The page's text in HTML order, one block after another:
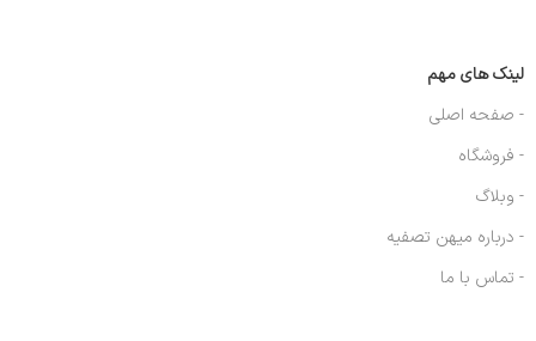
لینک های مهم
- صفحه اصلی
- فروشگاه
- وبلاگ
- درباره میهن تصفیه
- تماس با ما